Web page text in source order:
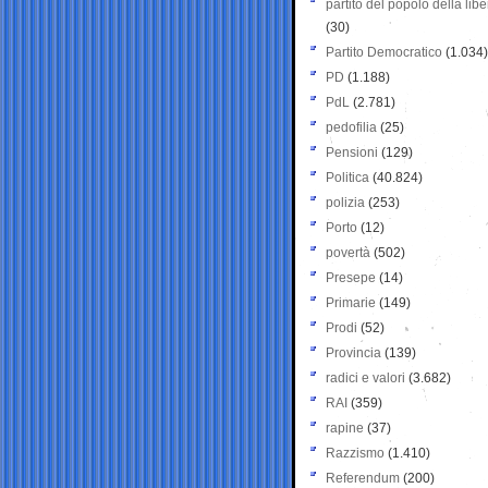
partito del popolo della
(30)
Partito Democratico (1.034)
PD (1.188)
PdL (2.781)
pedofilia (25)
Pensioni (129)
Politica (40.824)
polizia (253)
Porto (12)
povertà (502)
Presepe (14)
Primarie (149)
Prodi (52)
Provincia (139)
radici e valori (3.682)
RAI (359)
rapine (37)
Razzismo (1.410)
Referendum (200)